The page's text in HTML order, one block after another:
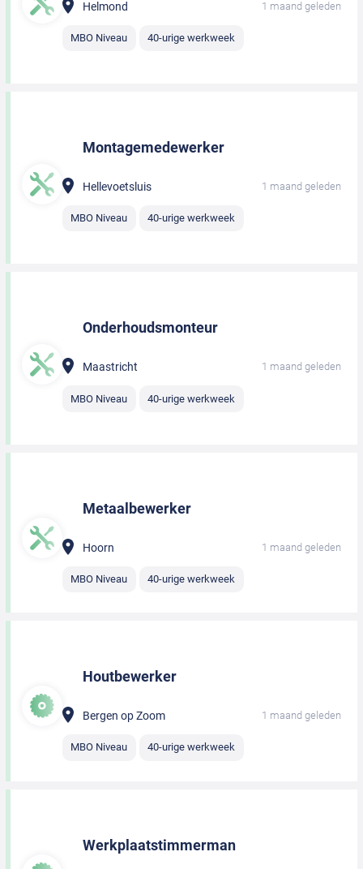
Helmond 1 maand geleden
MBO Niveau 40-urige werkweek
Montagemedewerker
Hellevoetsluis 1 maand geleden
MBO Niveau 40-urige werkweek
Onderhoudsmonteur
Maastricht 1 maand geleden
MBO Niveau 40-urige werkweek
Metaalbewerker
Hoorn 1 maand geleden
MBO Niveau 40-urige werkweek
Houtbewerker
Bergen op Zoom 1 maand geleden
MBO Niveau 40-urige werkweek
Werkplaatstimmerman